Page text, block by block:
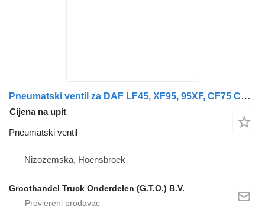
Pneumatski ventil za DAF LF45, XF95, 95XF, CF75 CF85, XF105, LF45IV, CF75IV CF85IV kamiona
Cijena na upit
Pneumatski ventil
Nizozemska, Hoensbroek
Groothandel Truck Onderdelen (G.T.O.) B.V.